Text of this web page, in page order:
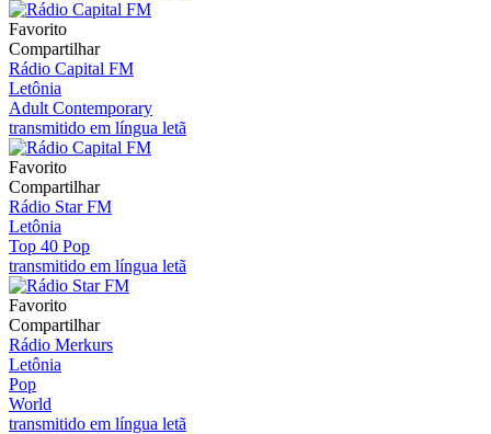
Favorito
Compartilhar
Rádio Capital FM
Letônia
Adult Contemporary
transmitido em língua letã
Favorito
Compartilhar
Rádio Star FM
Letônia
Top 40 Pop
transmitido em língua letã
Favorito
Compartilhar
Rádio Merkurs
Letônia
Pop
World
transmitido em língua letã